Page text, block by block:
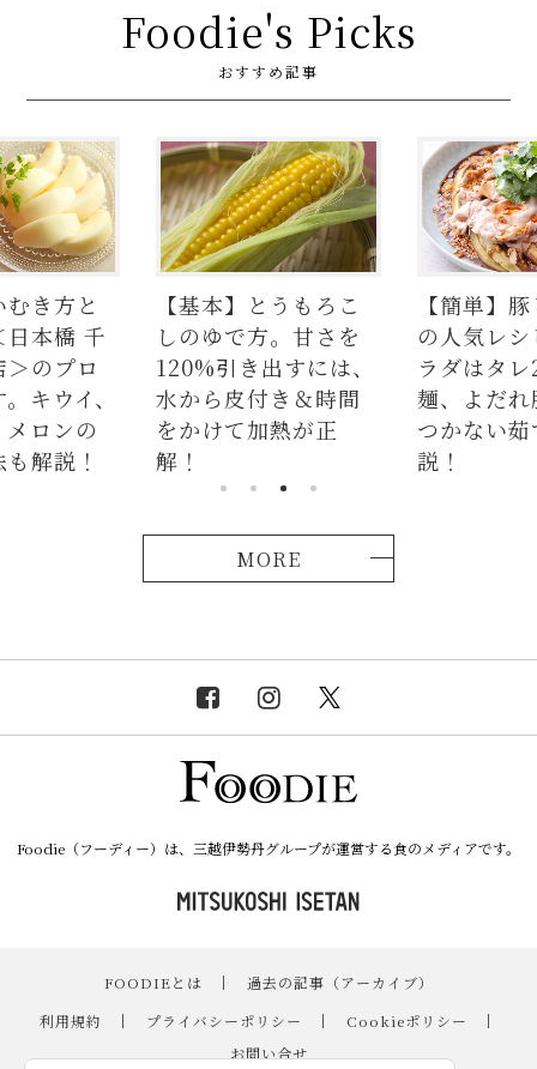
Foodie's Picks
おすすめ記事
うもろこ
。甘さを
出すには、
き＆時間
熱が正
【簡単】豚しゃぶ肉
の人気レシピ4品。サ
ラダはタレ2種、つけ
麺、よだれ豚。パサ
つかない茹で方も解
説！
【まとめ
シピを
編集部が
MORE
Foodie（フーディー）は、三越伊勢丹グループが運営する食のメディアです。
FOODIEとは ｜
過去の記事（アーカイブ）
｜
利用規約 ｜ プライバシーポリシー ｜ Cookieポリシー
｜
お問い合せ